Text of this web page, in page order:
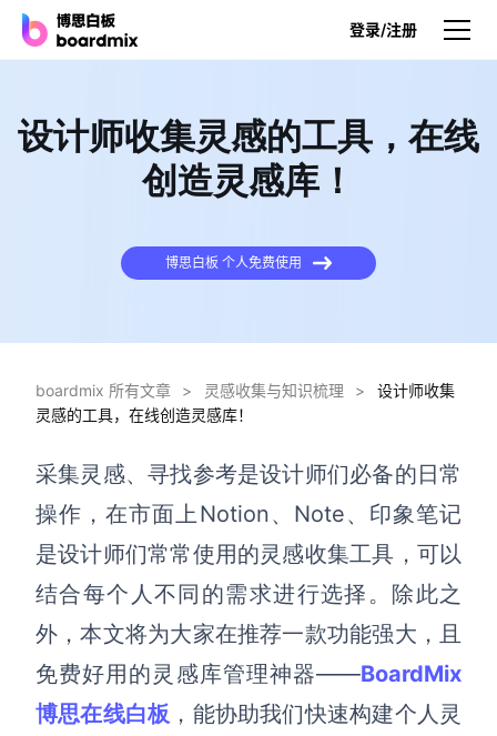
登录/注册
产品
博思白板
博思白板SDK
博思白板离线版
博思设计
一体化产品设计工具
AI生成PPT，支持在线编辑
资源与下载
向团队介绍
设计师收集灵感的工具，在线
创造灵感库！
博思白板 个人免费使用
boardmix 所有文章 > 灵感收集与知识梳理 >
设计师收集
灵感的工具，在线创造灵感库！
采集灵感、寻找参考是设计师们必备的日常
操作，在市面上Notion、Note、印象笔记
是设计师们常常使用的灵感收集工具，可以
结合每个人不同的需求进行选择。除此之
外，本文将为大家在推荐一款功能强大，且
免费好用的灵感库管理神器——BoardMix
博思在线白板 ，能协助我们快速构建个人灵